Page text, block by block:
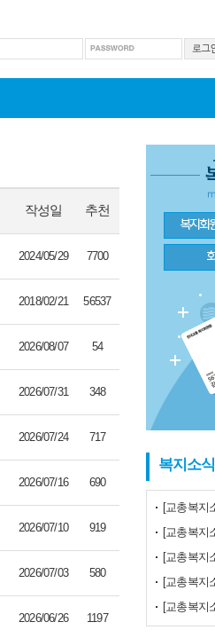
작성일 추천
2024/05/29 7700
2018/02/21 56537
2026/08/07 54
2026/07/31 348
2026/07/24 717
2026/07/16 690
2026/07/10 919
2026/07/03 580
2026/06/26 1197
복지소식